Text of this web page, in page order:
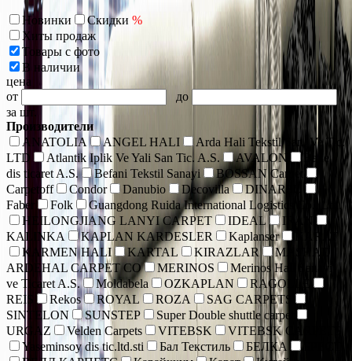
Новинки Скидки %
Хиты продаж
Товары с фото
В наличии
цена
от
до
за шт.
Производители
ANATOLIA
ANGEL HALI
Arda Hali Tekstil San. Ve Tic.
LTD
Atlantik Iplik Ve Yali San Tic. A.S. AVALON
Bade
dis ticaret A.S.
Befani Tekstil Sanayi
BOSSAN Carpet
Carpetoff
Condor Danubio Decovilla
DINARSU
Faber
Folk
Guangdong Ruida International Logistics Co., Ltd.
HEILONGJIANG LANYI CARPET
IDEAL
IRAN
KALINKA
KAPLAN KARDESLER Kaplanser
KARAT
KARMEN HALI
KARTAL KIRAZLAR
MASHAD
ARDEHAL CARPET CO
MERINOS
Merinos Hall Sanayi
ve Ticaret A.S.
Moldabela OZKAPLAN
RAGOLLE
REIS
Rekos ROYAL ROZA
SAG CARPETS
SINTELON
SUNSTEP
Super Double shuttle carpet
URGAZ
Velden Carpets VITEBSK
VITEBSK CARPETS
Yaseminsoy dis tic.ltd.sti
Бал Текстиль БЕЛКА